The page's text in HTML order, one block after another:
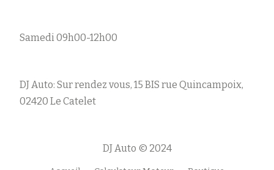
Samedi 09h00-12h00
DJ Auto: Sur rendez vous, 15 BIS rue Quincampoix,
02420 Le Catelet
DJ Auto © 2024